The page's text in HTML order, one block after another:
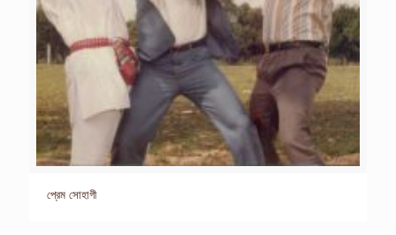
প্রেম সোহাগী